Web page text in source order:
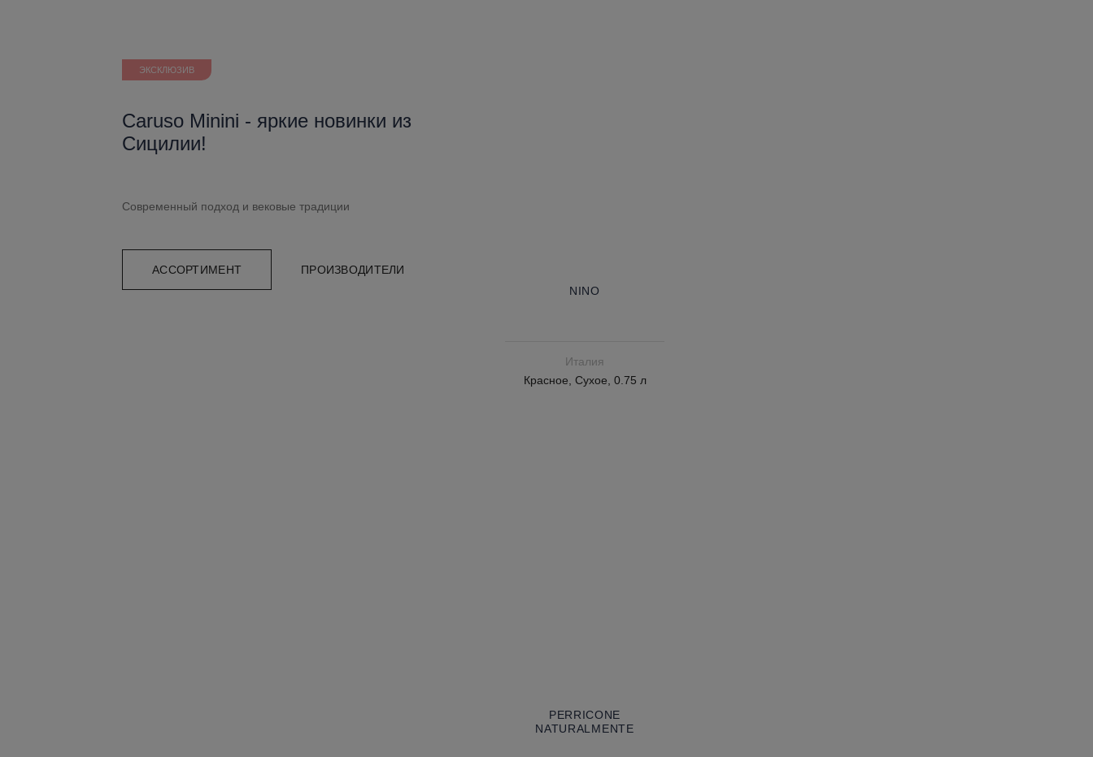
ЭКСКЛЮЗИВ
Caruso Minini - яркие новинки из
Сицилии!
Современный подход и вековые традиции
АССОРТИМЕНТ
ПРОИЗВОДИТЕЛИ
NINO
Италия
Красное, Сухое, 0.75 л
PERRICONE
NATURALMENTE